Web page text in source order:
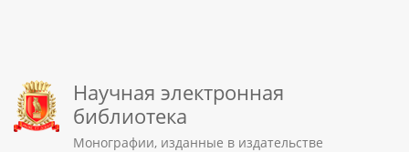
Научная электронная
библиотека
Монографии, изданные в издательстве